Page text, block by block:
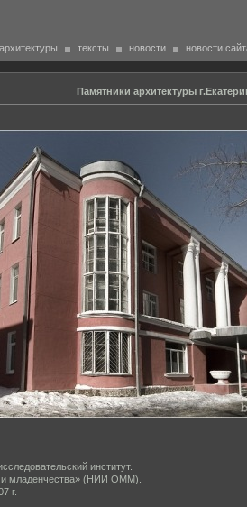
тексты новости новости
Памятники архитектуры
институт.
младенчества» (НИИ ОММ).
г.